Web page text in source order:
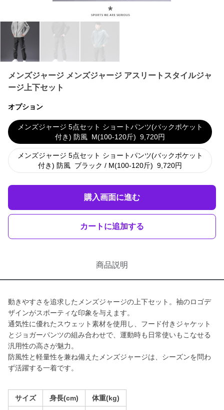
メンズジャージ メンズジャージ アスリートスタイルジャ
ージ上下セット
オプション
メンズジャージ 5点セット ショートパンツ(バックポケット
付き) 防風 M(100-120斤) 9,720円
メンズジャージ 5点セット ショートパンツ(バックポケット
付き) 防風 ブラック / M(100-120斤) 9,720円
購入画面に進む
カートに追加する
商品説明
動きやすさを追求したメンズジャージの上下セット。袖のロゴデ
ザインがスポーティな印象を与えます。
通気性に優れたスウェット素材を使用し、フード付きジャケット
とジョガーパンツの組み合わせで、運動時も日常使いもこなせる
汎用性の高さが魅力。
防風性と軽量性を兼ね備えたメンズジャージは、シーズンを問わ
ず活躍する一着です。
サイズ 身長(cm) 体重(kg)